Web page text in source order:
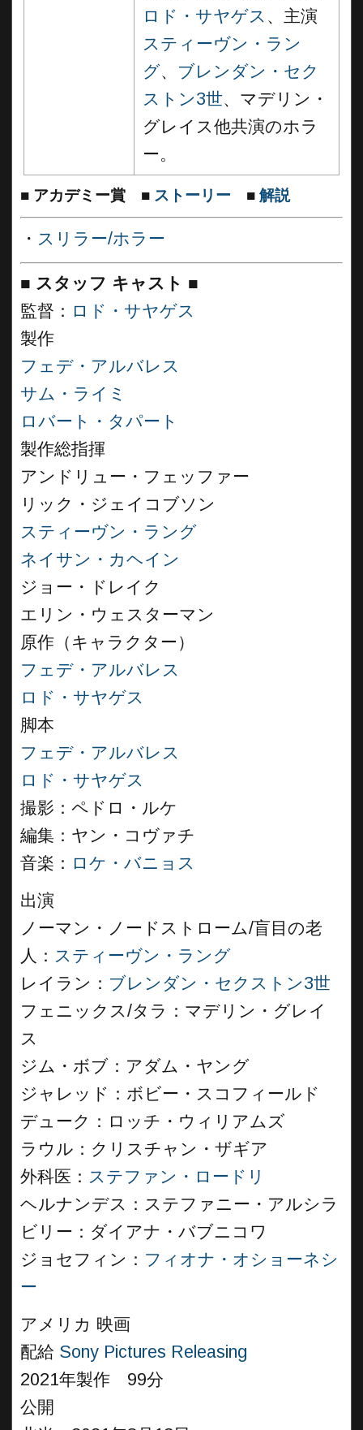
ロド・サヤゲス 、主演
スティーヴン・ラン
グ、 ブレンダン・セク
ストン3世、マデリン・
グレイス他共演のホラ
ー。
■ アカデミー賞 ■ ストーリー ■ 解説
・ スリラー/ホラー
■ スタッフ キャスト ■
監督： ロド・サヤゲス
製作
フェデ・アルバレス
サム・ライミ
ロバート・タパート
製作総指揮
アンドリュー・フェッファー
リック・ジェイコブソン
スティーヴン・ラング
ネイサン・カヘイン
ジョー・ドレイク
エリン・ウェスターマン
原作（キャラクター）
フェデ・アルバレス
ロド・サヤゲス
脚本
フェデ・アルバレス
ロド・サヤゲス
撮影：ペドロ・ルケ
編集：ヤン・コヴァチ
音楽： ロケ・バニョス
出演
ノーマン・ノードストローム/盲目の老
人： スティーヴン・ラング
レイラン： ブレンダン・セクストン3世
フェニックス/タラ：マデリン・グレイ
ス
ジム・ボブ：アダム・ヤング
ジャレッド：ボビー・スコフィールド
デューク：ロッチ・ウィリアムズ
ラウル：クリスチャン・ザギア
外科医： ステファン・ロードリ
ヘルナンデス：ステファニー・アルシラ
ビリー：ダイアナ・バブニコワ
ジョセフィン： フィオナ・オショーネシ
ー
アメリカ 映画
配給 Sony Pictures Releasing
2021年製作 99分
公開